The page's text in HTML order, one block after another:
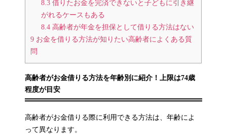
8.3 借りたお金を完済できないと子どもに引き継
がれるケースもある
8.4 高齢者が年金を担保として借りる方法はない
9 お金を借りる方法が知りたい高齢者によくある質
問
高齢者がお金借りる方法を年齢別に紹介！上限は74歳
程度が目安
高齢者がお金借りる際に利用できる方法は、年齢によ
って異なります。